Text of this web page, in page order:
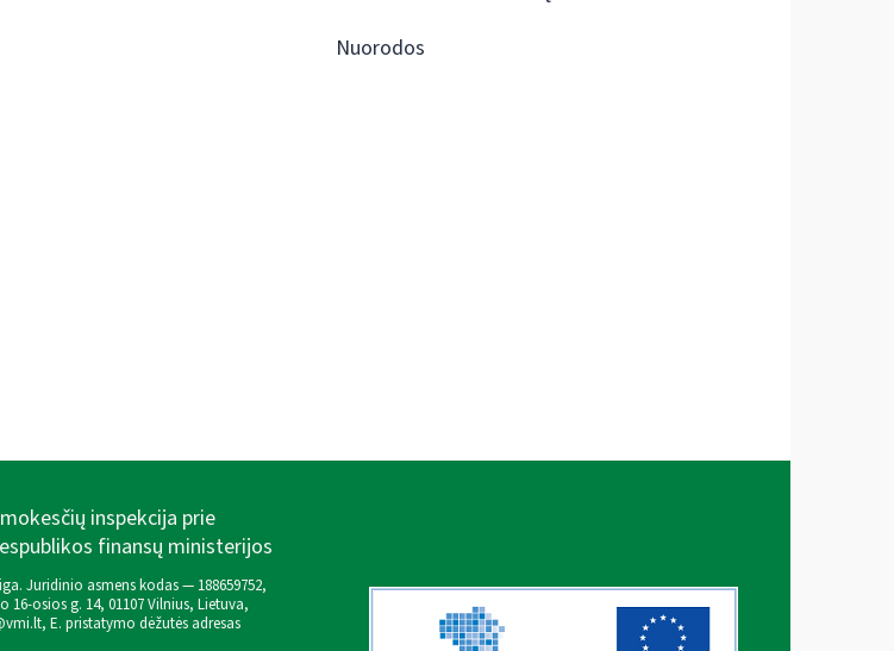
Nuorodos
inspekcija prie
finansų ministerijos
Juridinio asmens kodas — 188659752,
16-osios g. 14, 01107 Vilnius, Lietuva,
, E. pristatymo dėžutės adresas